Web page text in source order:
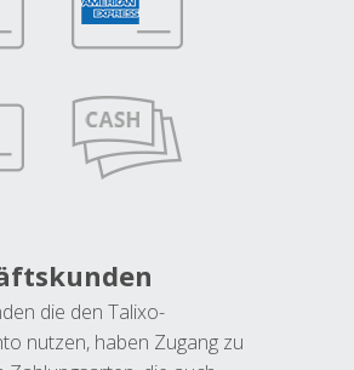
die den Talixo-
nutzen, haben Zugang zu